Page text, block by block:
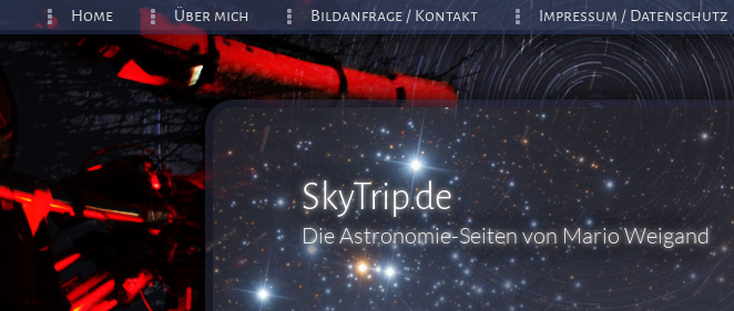
SkyTrip.de
Die Astronomie-Seiten von Mario Weigand
Home Über mich Bildanfrage / Kontakt Impressum / Datenschutz